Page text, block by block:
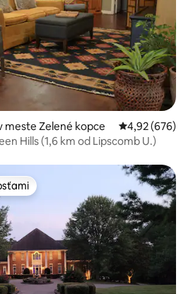
meste Zelené kopce Priemerné
4,92 (676)
Hills (1,6 km od Lipscomb U.)
hosťami